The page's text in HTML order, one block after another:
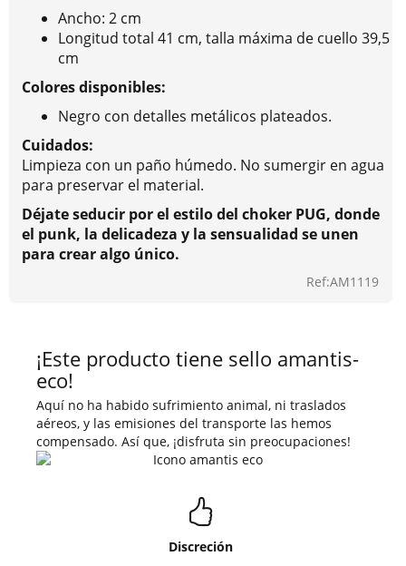
Ancho: 2 cm
Longitud total 41 cm, talla máxima de cuello 39,5
cm
Colores disponibles:
Negro con detalles metálicos plateados.
Cuidados:
Limpieza con un paño húmedo. No sumergir en agua
para preservar el material.
Déjate seducir por el estilo del choker PUG, donde
el punk, la delicadeza y la sensualidad se unen
para crear algo único.
Ref:AM1119
¡Este producto tiene sello amantis-
eco!
Aquí no ha habido sufrimiento animal, ni traslados
aéreos, y las emisiones del transporte las hemos
compensado. Así que, ¡disfruta sin preocupaciones!
Discreción